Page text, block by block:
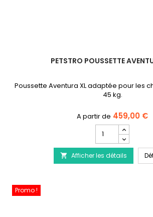
PETSTRO POUSSETTE
Poussette Aventura XL adaptée pour les
45 kg.
459,00 €
quantité
du
produit
PETSTRO
 Afficher les détails
Promo !